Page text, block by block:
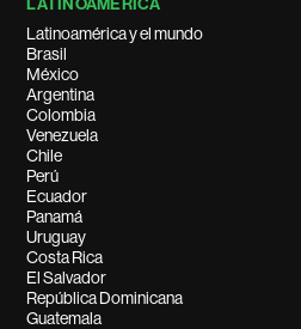
LATINOAMÉRICA
Latinoamérica y el mundo
Brasil
México
Argentina
Colombia
Venezuela
Chile
Perú
Ecuador
Panamá
Uruguay
Costa Rica
El Salvador
República Dominicana
Guatemala